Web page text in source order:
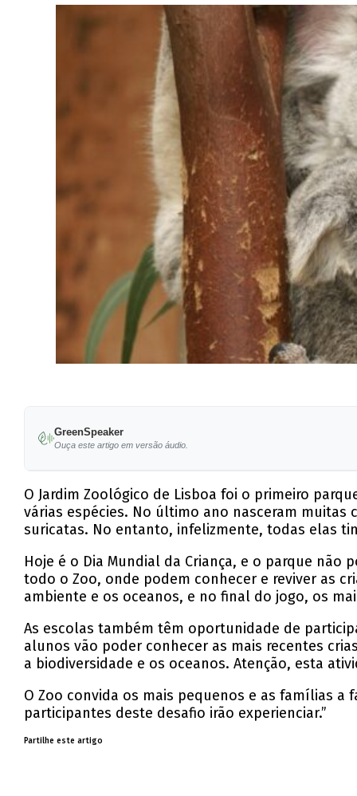
GreenSpeaker
Ouça este artigo em versão áudio.
O Jardim Zoológico de Lisboa foi o primeiro
várias espécies. No último ano nasceram
suricatas. No entanto, infelizmente, todas elas
Hoje é o Dia Mundial da Criança, e o parque
todo o Zoo, onde podem conhecer e reviver as
ambiente e os oceanos, e no final do jogo, os
As escolas também têm oportunidade de
alunos vão poder conhecer as mais recentes
a biodiversidade e os oceanos. Atenção, esta
O Zoo convida os mais pequenos e as famílias
participantes deste desafio irão experienciar.”
Partilhe este artigo